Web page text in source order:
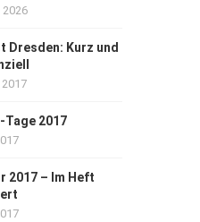
2026
Dresden: Kurz und
2017
Tage 2017
2017 – Im Heft